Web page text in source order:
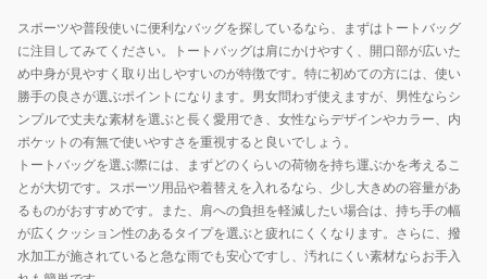
スポーツや普段使いに便利なバッグを探しているなら、まずはトートバッグ
に注目してみてください。トートバッグは肩にかけやすく、開口部が広いた
め中身が見やすく取り出しやすいのが特徴です。特に初めての方には、使い
勝手の良さが選ぶポイントになります。男女問わず使えますが、男性ならシ
ンプルで丈夫な素材を選ぶと長く愛用でき、女性ならデザインやカラー、内
ポケットの有無で使いやすさを重視すると良いでしょう。
トートバッグを選ぶ際には、まずどのくらいの荷物を持ち運ぶかを考えるこ
とが大切です。スポーツ用品や着替えを入れるなら、少し大きめの容量があ
るものがおすすめです。また、肩への負担を軽減したい場合は、持ち手の幅
が広くクッション性のあるタイプを選ぶと疲れにくくなります。さらに、撥
水加工が施されていると急な雨でも安心ですし、汚れにくい素材ならお手入